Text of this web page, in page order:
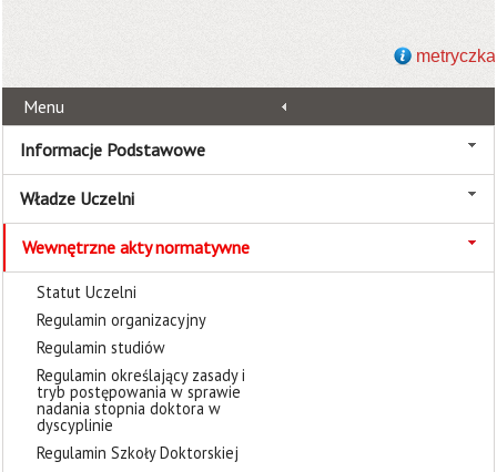
metryczka
Menu
Informacje Podstawowe
Władze Uczelni
Wewnętrzne akty normatywne
Statut Uczelni
Regulamin organizacyjny
Regulamin studiów
Regulamin określający zasady i
tryb postępowania w sprawie
nadania stopnia doktora w
dyscyplinie
Regulamin Szkoły Doktorskiej